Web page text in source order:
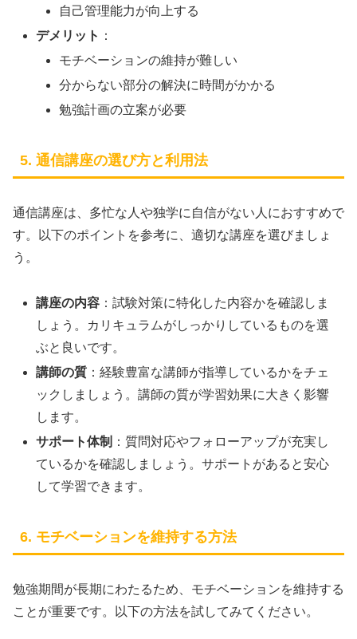
自己管理能力が向上する
デメリット ：
モチベーションの維持が難しい
分からない部分の解決に時間がかかる
勉強計画の立案が必要
5. 通信講座の選び方と利用法
通信講座は、多忙な人や独学に自信がない人におすすめで
す。以下のポイントを参考に、適切な講座を選びましょ
う。
講座の内容 ：試験対策に特化した内容かを確認しま
しょう。カリキュラムがしっかりしているものを選
ぶと良いです。
講師の質 ：経験豊富な講師が指導しているかをチェ
ックしましょう。講師の質が学習効果に大きく影響
します。
サポート体制 ：質問対応やフォローアップが充実し
ているかを確認しましょう。サポートがあると安心
して学習できます。
6. モチベーションを維持する方法
勉強期間が長期にわたるため、モチベーションを維持する
ことが重要です。以下の方法を試してみてください。